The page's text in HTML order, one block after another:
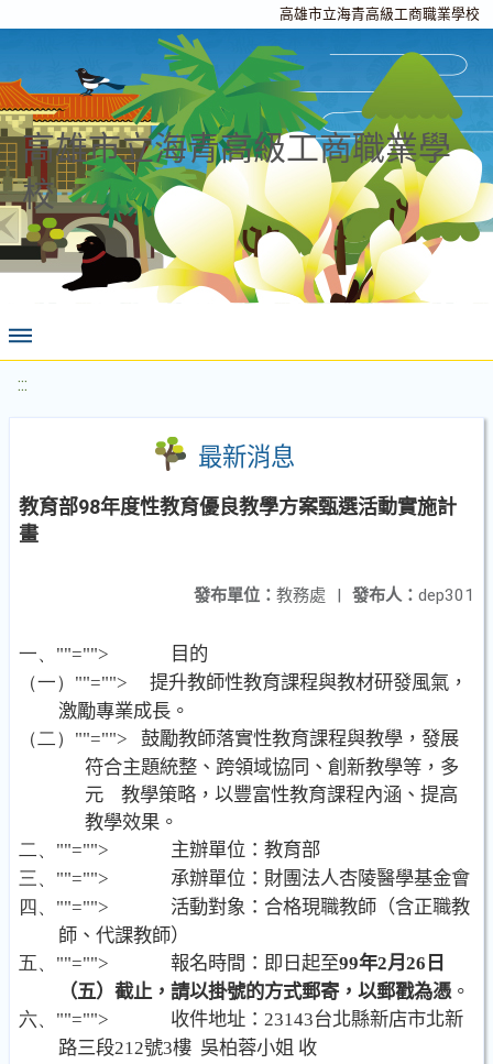
高雄市立海青高級工商職業學校
高雄市立海青高級工商職業學
校
:::
最新消息
教育部98年度性教育優良教學方案甄選活動實施計
畫
發布人： dep301
發布單位： 教務處 |
一、 ""="">
目的
（一） ""=""> 提升教師性教育課程與教材研發風氣，
激勵專業成長。
（二） ""=""> 鼓勵教師落實性教育課程與教學，發展
符合主題統整、跨領域協同、創新教學等，多
元
教學策略，以豐富性教育課程內涵、提高
教學效果。
二、 ""=""> 主辦單位：教育部
三、 ""=""> 承辦單位：財團法人杏陵醫學基金會
四、 ""=""> 活動對象：合格現職教師（含正職教
師、代課教師）
五、 ""=""> 報名時間：即日起至99年2月 26 日
（五）截止，請以掛號的方式郵寄，以郵戳為憑。
六、 ""=""> 收件地址： 23143台北縣新店市北新
路三段212號3樓 吳柏蓉小姐 收